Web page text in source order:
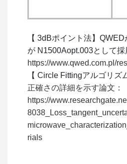
【 3dBポイント法】
が N1500Aopt.003として
https://www.qwed.com.pl/
【 Circle Fittingアルゴリズ
正確さの詳細を示す論文 ：
https://
rials